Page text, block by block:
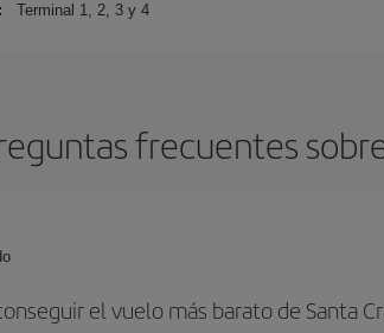
Terminal 1, 2, 3 y 4
frecuentes
el vuelo más barato de Santa